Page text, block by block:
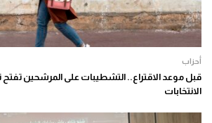
أحزاب
قبل موعد الاقتراع.. التشطيبات على المرشحين تفتح
الانتخابات